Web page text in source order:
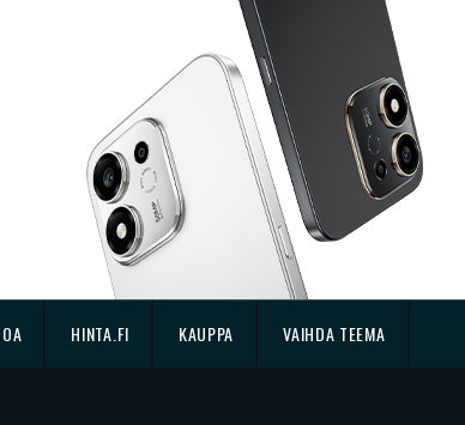
HINTA.FI KAUPPA VAIHDA TEEMA